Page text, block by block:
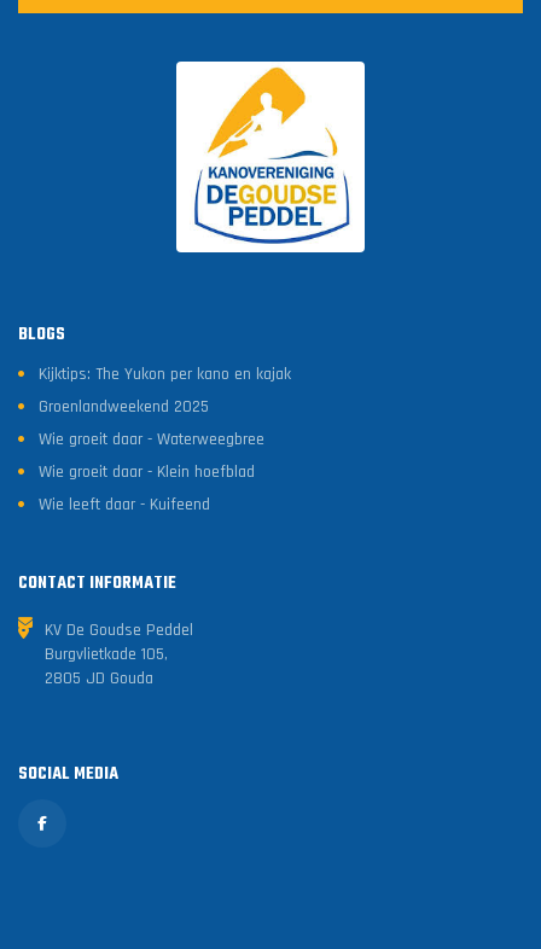
BLOGS
Kijktips: The Yukon per kano en kajak
Groenlandweekend 2025
Wie groeit daar - Waterweegbree
Wie groeit daar - Klein hoefblad
Wie leeft daar - Kuifeend
CONTACT INFORMATIE
KV De Goudse Peddel
Burgvlietkade 105,
2805 JD Gouda
SOCIAL MEDIA